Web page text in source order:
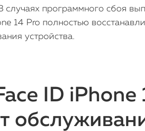
случаях программного сбоя
14 Pro полностью
устройства.
ID